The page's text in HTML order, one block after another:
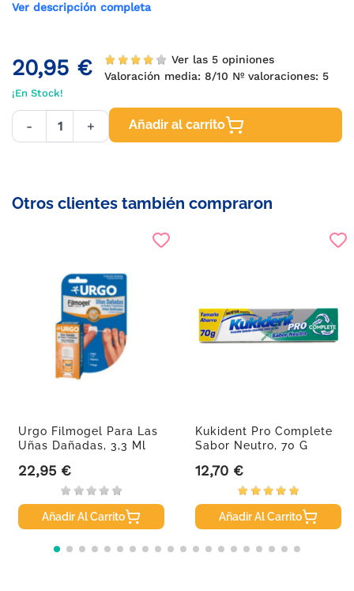
Ver descripción completa
20,95 €
Ver las 5 opiniones
Valoración media: 8/10 Nº valoraciones: 5
¡En Stock!
- + Añadir al carrito
Otros clientes también compraron
Urgo Filmogel Para Las
Uñas Dañadas, 3,3 Ml
Precio
22,95 €
Añadir Al Carrito
Kukident Pro Complete
Sabor Neutro, 70 G
Precio
12,70 €
Añadir Al Carrito